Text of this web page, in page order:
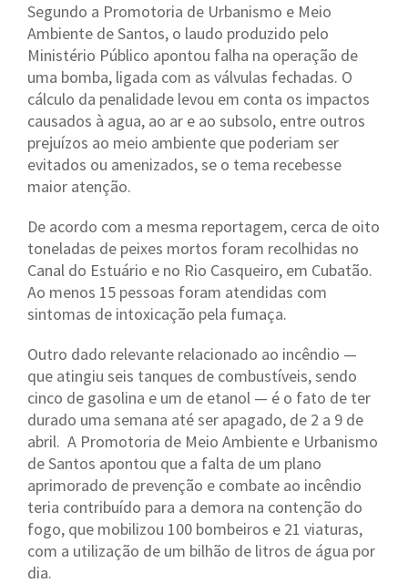
Segundo a Promotoria de Urbanismo e Meio
Ambiente de Santos, o laudo produzido pelo
Ministério Público apontou falha na operação de
uma bomba, ligada com as válvulas fechadas. O
cálculo da penalidade levou em conta os impactos
causados à agua, ao ar e ao subsolo, entre outros
prejuízos ao meio ambiente que poderiam ser
evitados ou amenizados, se o tema recebesse
maior atenção.
De acordo com a mesma reportagem, cerca de oito
toneladas de peixes mortos foram recolhidas no
Canal do Estuário e no Rio Casqueiro, em Cubatão.
Ao menos 15 pessoas foram atendidas com
sintomas de intoxicação pela fumaça.
Outro dado relevante relacionado ao incêndio —
que atingiu seis tanques de combustíveis, sendo
cinco de gasolina e um de etanol — é o fato de ter
durado uma semana até ser apagado, de 2 a 9 de
abril. A Promotoria de Meio Ambiente e Urbanismo
de Santos apontou que a falta de um plano
aprimorado de prevenção e combate ao incêndio
teria contribuído para a demora na contenção do
fogo, que mobilizou 100 bombeiros e 21 viaturas,
com a utilização de um bilhão de litros de água por
dia.